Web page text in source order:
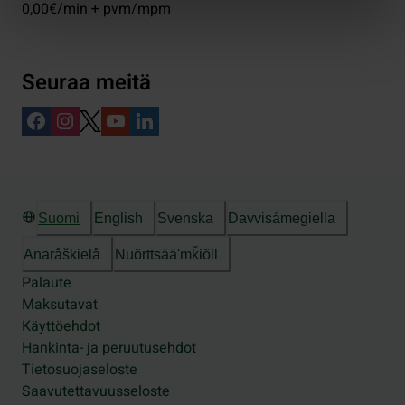
0,00€/min + pvm/mpm
Seuraa meitä
Suomi English Svenska Davvisámegiella
Anarâškielâ Nuõrttsääʹmǩiõll
Palaute
Maksutavat
Käyttöehdot
Hankinta- ja peruutusehdot
Tietosuojaseloste
Saavutettavuusseloste